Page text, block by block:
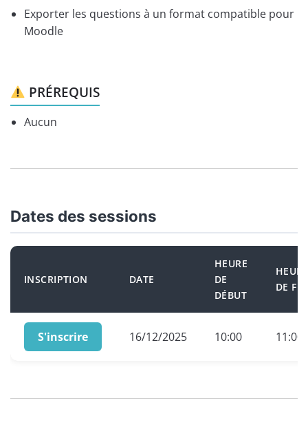
Exporter les questions à un format compatible pour
Moodle
PRÉREQUIS
Aucun
Dates des sessions
INSCRIPTION DATE
HEURE
DE
DÉBUT
DE FIN
S'inscrire 16/12/2025 10:00 11:00